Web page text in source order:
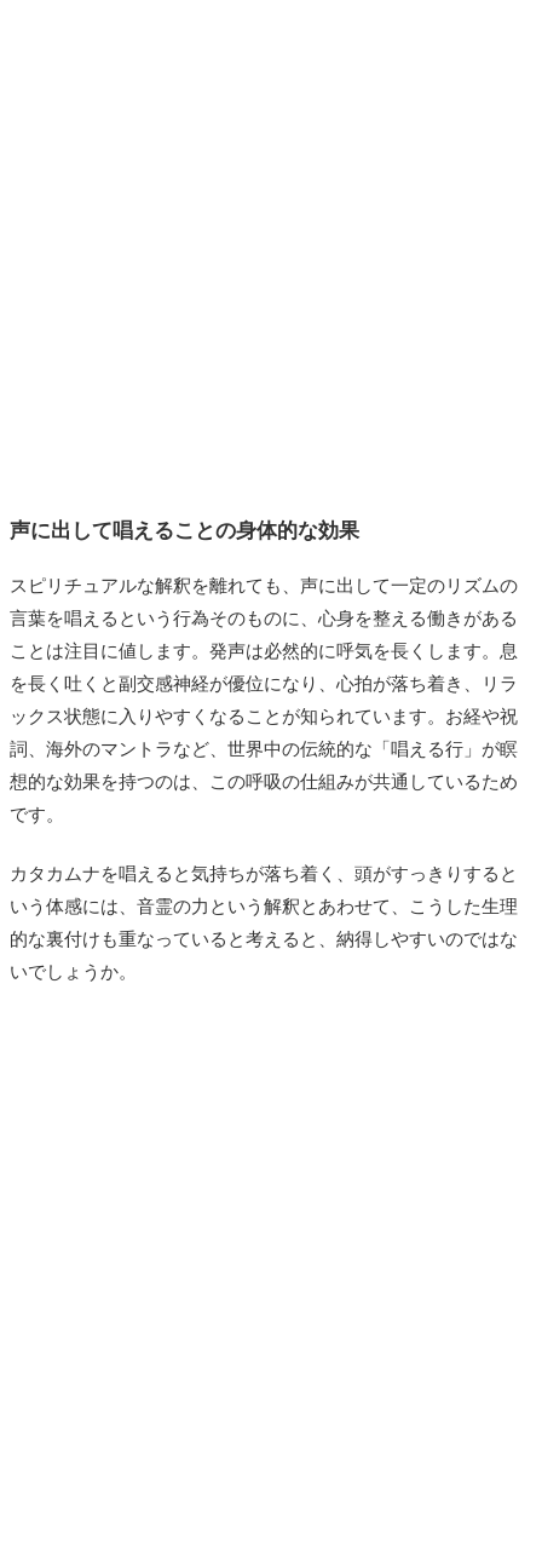
声に出して唱えることの身体的な効果
スピリチュアルな解釈を離れても、声に出して一定のリズムの
言葉を唱えるという行為そのものに、心身を整える働きがある
ことは注目に値します。発声は必然的に呼気を長くします。息
を長く吐くと副交感神経が優位になり、心拍が落ち着き、リラ
ックス状態に入りやすくなることが知られています。お経や祝
詞、海外のマントラなど、世界中の伝統的な「唱える行」が瞑
想的な効果を持つのは、この呼吸の仕組みが共通しているため
です。
カタカムナを唱えると気持ちが落ち着く、頭がすっきりすると
いう体感には、音霊の力という解釈とあわせて、こうした生理
的な裏付けも重なっていると考えると、納得しやすいのではな
いでしょうか。